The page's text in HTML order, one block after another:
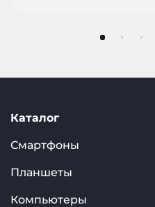
Каталог
Смартфоны
Планшеты
Компьютеры